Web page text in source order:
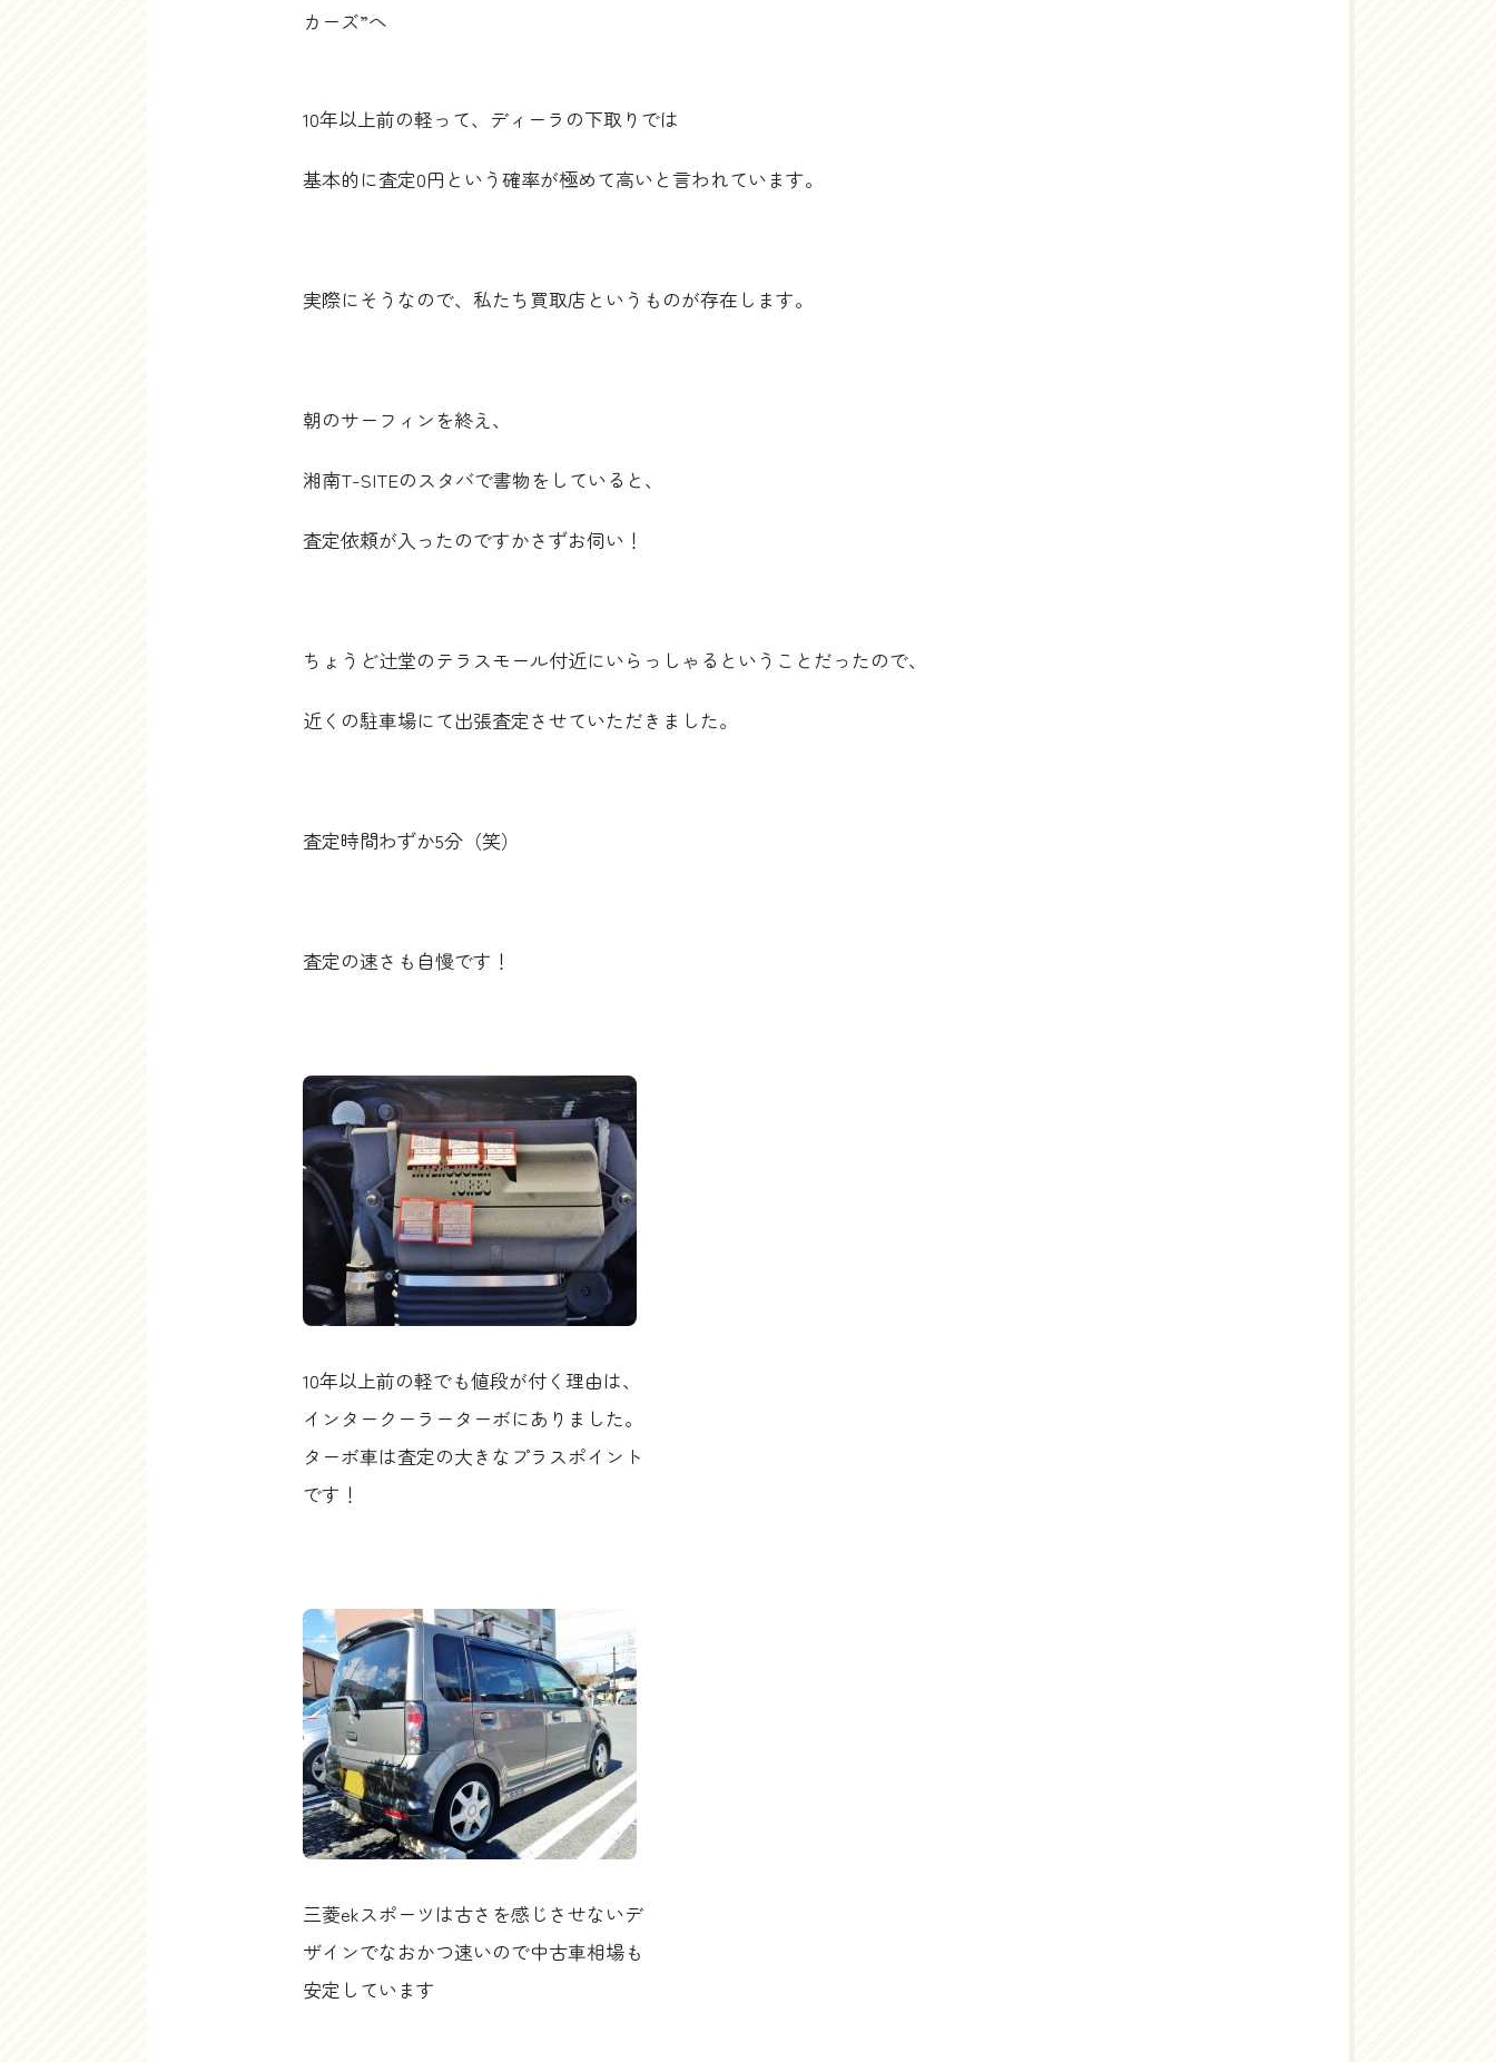
カーズ”へ
10年以上前の軽って、ディーラの下取りでは
基本的に査定0円という確率が極めて高いと言われています。
実際にそうなので、私たち買取店というものが存在します。
朝のサーフィンを終え、
湘南T-SITEのスタバで書物をしていると、
査定依頼が入ったのですかさずお伺い！
ちょうど辻堂のテラスモール付近にいらっしゃるということだったので、
近くの駐車場にて出張査定させていただきました。
査定時間わずか5分（笑）
査定の速さも自慢です！
10年以上前の軽でも値段が付く理由は、
インタークーラーターボにありました。
ターボ車は査定の大きなプラスポイント
です！
三菱ekスポーツは古さを感じさせないデ
ザインでなおかつ速いので中古車相場も
安定しています